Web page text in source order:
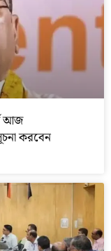
আজ
করবেন